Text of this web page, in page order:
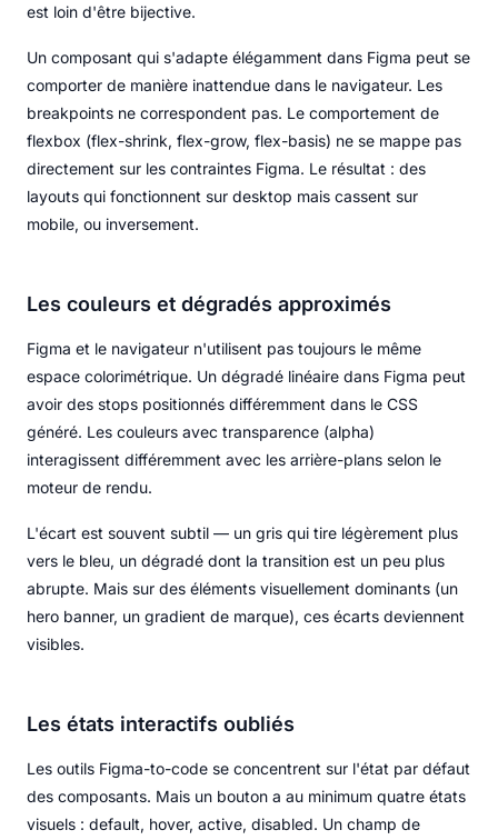
est loin d'être bijective.
Un composant qui s'adapte élégamment dans Figma peut se
comporter de manière inattendue dans le navigateur. Les
breakpoints ne correspondent pas. Le comportement de
flexbox (flex-shrink, flex-grow, flex-basis) ne se mappe pas
directement sur les contraintes Figma. Le résultat : des
layouts qui fonctionnent sur desktop mais cassent sur
mobile, ou inversement.
Les couleurs et dégradés approximés
Figma et le navigateur n'utilisent pas toujours le même
espace colorimétrique. Un dégradé linéaire dans Figma peut
avoir des stops positionnés différemment dans le CSS
généré. Les couleurs avec transparence (alpha)
interagissent différemment avec les arrière-plans selon le
moteur de rendu.
L'écart est souvent subtil — un gris qui tire légèrement plus
vers le bleu, un dégradé dont la transition est un peu plus
abrupte. Mais sur des éléments visuellement dominants (un
hero banner, un gradient de marque), ces écarts deviennent
visibles.
Les états interactifs oubliés
Les outils Figma-to-code se concentrent sur l'état par défaut
des composants. Mais un bouton a au minimum quatre états
visuels : default, hover, active, disabled. Un champ de